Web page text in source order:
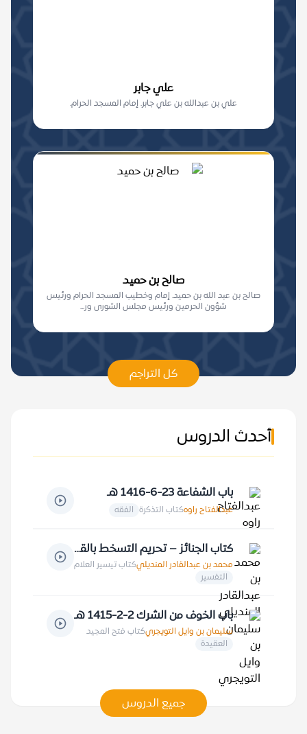
علي جابر
علي بن عبدالله بن علي جابر. إمام المسجد الحرام.
صالح بن حميد
صالح بن عبد الله بن حميد. إمام وخطيب المسجد الحرام ورئيس
شؤون الحرمين ورئيس مجلس الشورى ور...
كل التراجم
أحدث الدروس
باب الشفاعة 23-6-1416 هـ
عبدالفتاح راوهكتاب التذكرة الفقه
كتاب الجنائز – تحريم التسخط بالقول والعمل 3-4-1414 هـ
محمد بن عبدالقادر المنديليكتاب تيسير العلام
التفسير
باب الخوف من الشرك 2-2-1415 هـ
سليمان بن وايل التويجريكتاب فتح المجيد
العقيدة
جميع الدروس